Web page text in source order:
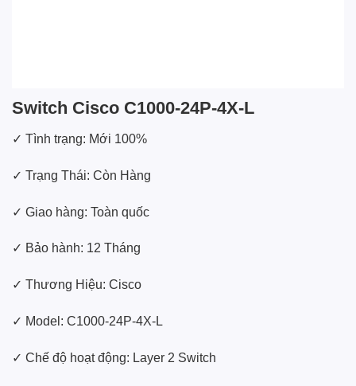
Switch Cisco C1000-24P-4X-L
✓ Tình trạng: Mới 100%
✓ Trạng Thái: Còn Hàng
✓ Giao hàng: Toàn quốc
✓ Bảo hành: 12 Tháng
✓ Thương Hiệu: Cisco
✓ Model: C1000-24P-4X-L
✓ Chế độ hoạt động: Layer 2 Switch